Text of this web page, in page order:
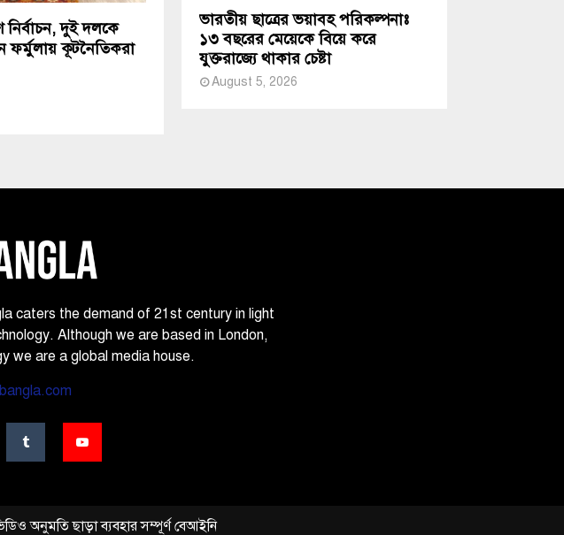
নির্বাচন, দুই দলকে
ফর্মুলায় কূটনৈতিকরা
ভারতীয় ছাত্রের ভয়াবহ পরিকল্পনাঃ
১৩ বছরের মেয়েকে বিয়ে করে
যুক্তরাজ্যে থাকার চেষ্টা
August 5, 2026
caters the demand of 21st century in light
Although we are based in London,
we are a global media house.
অনুমতি ছাড়া ব্যবহার সম্পূর্ণ বেআইনি